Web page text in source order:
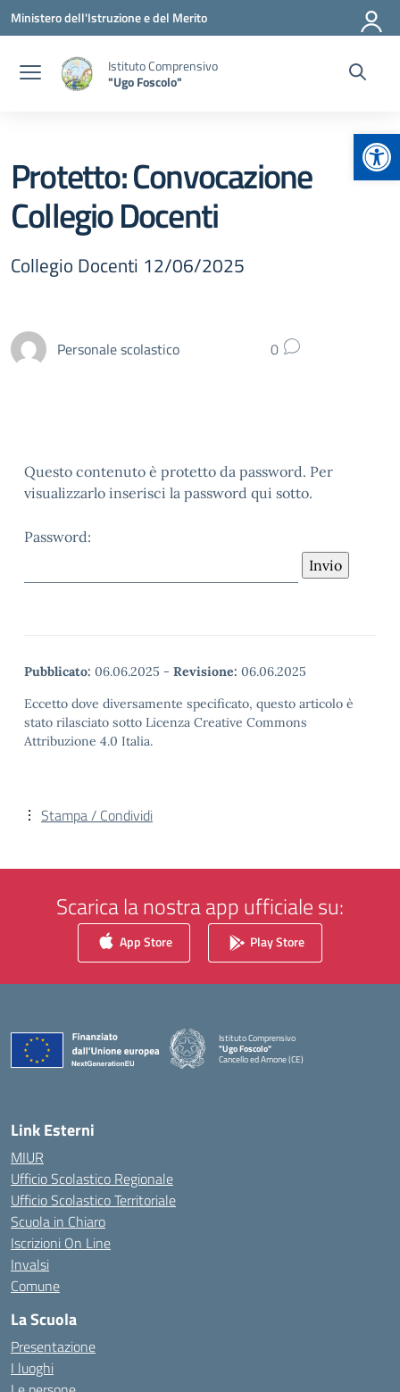
Vai ai contenuti
Vai al menu di navigazione
Vai al footer
Ministero dell'Istruzione e del Merito
Istituto Comprensivo
"Ugo Foscolo"
Protetto: Convocazione
Collegio Docenti
Collegio Docenti 12/06/2025
Personale scolastico 0
Questo contenuto è protetto da password. Per
visualizzarlo inserisci la password qui sotto.
Password:
Pubblicato: 06.06.2025 - Revisione: 06.06.2025
Eccetto dove diversamente specificato, questo articolo è
stato rilasciato sotto Licenza Creative Commons
Attribuzione 4.0 Italia.
Stampa / Condividi
Scarica la nostra app ufficiale su:
App Store Play Store
Istituto Comprensivo
"Ugo Foscolo"
Cancello ed Arnone (CE)
Link Esterni
MIUR
Ufficio Scolastico Regionale
Ufficio Scolastico Territoriale
Scuola in Chiaro
Iscrizioni On Line
Invalsi
Comune
La Scuola
Presentazione
I luoghi